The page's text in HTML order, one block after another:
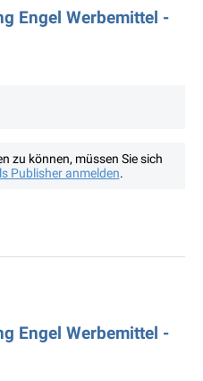
Engel Werbemittel -
zu können, müssen Sie sich
Publisher anmelden.
Engel Werbemittel -